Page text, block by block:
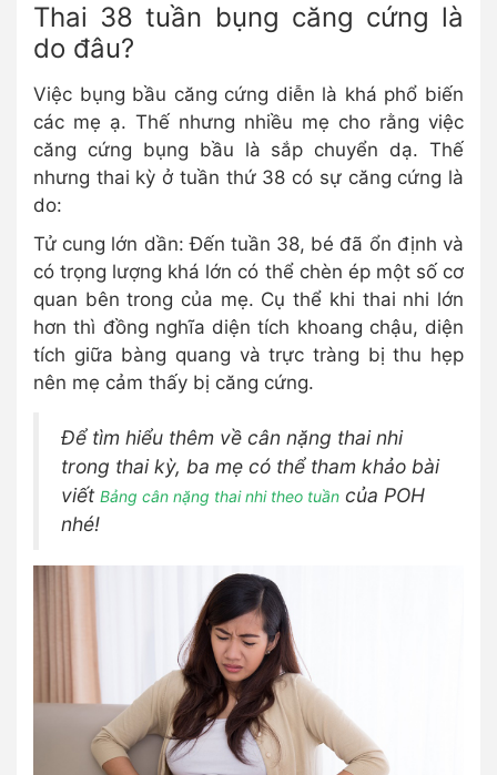
Thai 38 tuần bụng căng cứng là
do đâu?
Việc bụng bầu căng cứng diễn là khá phổ biến
các mẹ ạ. Thế nhưng nhiều mẹ cho rằng việc
căng cứng bụng bầu là sắp chuyển dạ. Thế
nhưng thai kỳ ở tuần thứ 38 có sự căng cứng là
do:
Tử cung lớn dần: Đến tuần 38, bé đã ổn định và
có trọng lượng khá lớn có thể chèn ép một số cơ
quan bên trong của mẹ. Cụ thể khi thai nhi lớn
hơn thì đồng nghĩa diện tích khoang chậu, diện
tích giữa bàng quang và trực tràng bị thu hẹp
nên mẹ cảm thấy bị căng cứng.
Để tìm hiểu thêm về cân nặng thai nhi
trong thai kỳ, ba mẹ có thể tham khảo bài
viết Bảng cân nặng thai nhi theo tuần của POH
nhé!